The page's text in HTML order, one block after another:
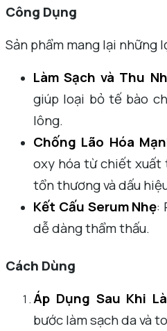
Công Dụng
Sản phẩm mang lại những
Làm Sạch và Thu
giúp loại bỏ tế bào
lông.
Chống Lão Hóa
oxy hóa từ chiết xuất
tổn thương và dấu
Kết Cấu Serum Nhẹ:
dễ dàng thẩm thấu.
Cách Dùng
Áp Dụng Sau Khi
bước làm sạch da và